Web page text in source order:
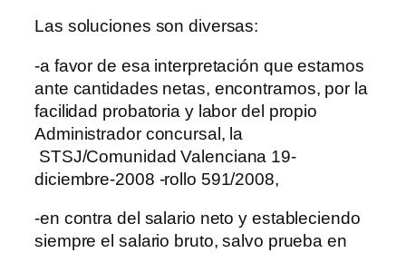
Las soluciones son diversas:
-a favor de esa interpretación que estamos
ante cantidades netas, encontramos, por la
facilidad probatoria y labor del propio
Administrador concursal, la
STSJ/Comunidad Valenciana 19-
diciembre-2008 -rollo 591/2008,
-en contra del salario neto y estableciendo
siempre el salario bruto, salvo prueba en